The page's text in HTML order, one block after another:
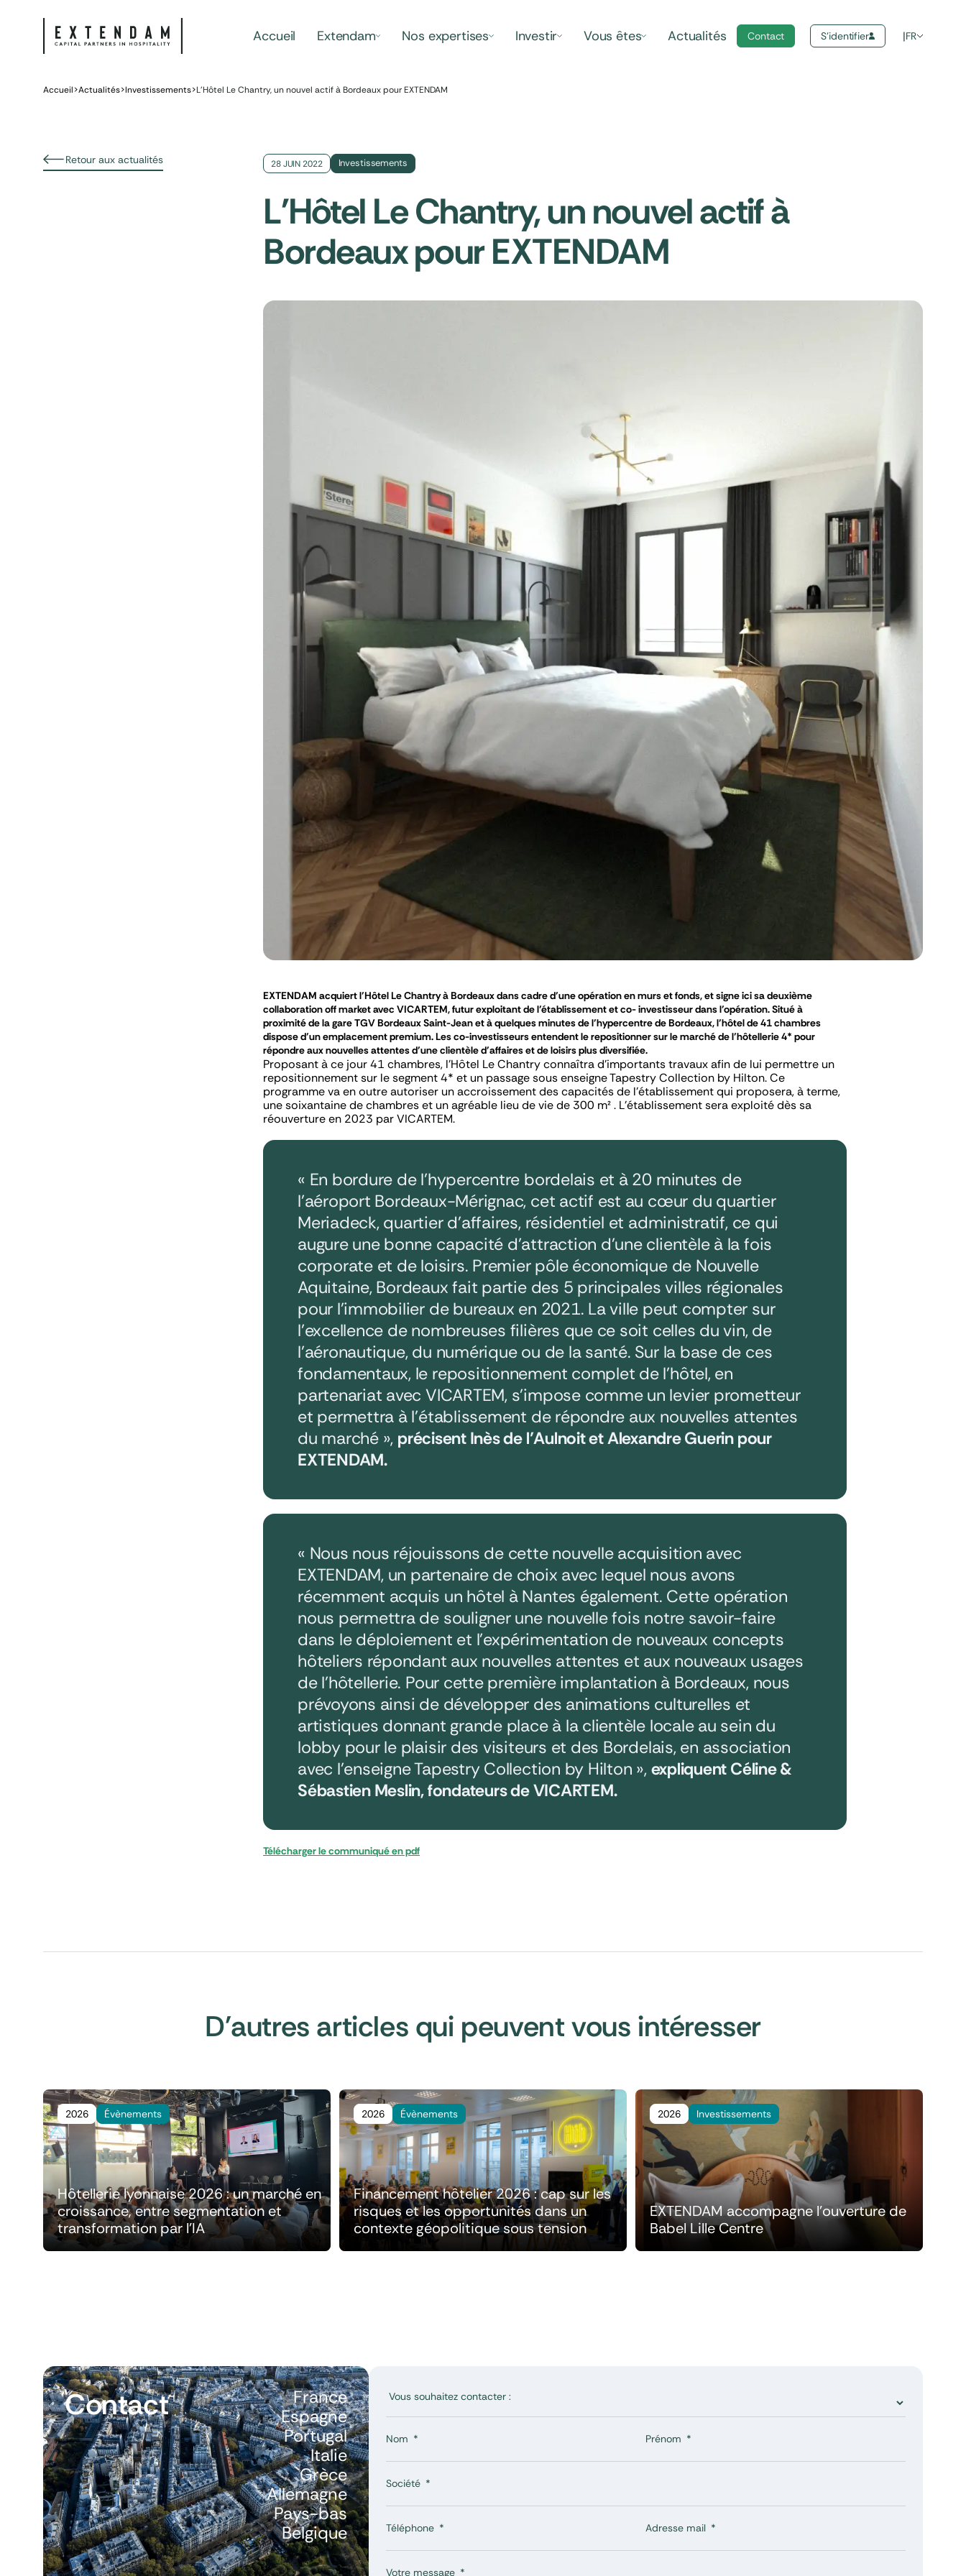
Accueil Extendam Nos expertises Investir Vous êtes Actualités Contact S'identifier FR
Accueil>Actualités>Investissements>L’Hôtel Le Chantry, un nouvel actif à Bordeaux pour EXTENDAM
Retour aux actualités 28 JUIN 2022 Investissements
L'Hôtel Le Chantry, un nouvel actif à
Bordeaux pour EXTENDAM
EXTENDAM acquiert l’Hôtel Le Chantry à Bordeaux dans cadre d’une opération en murs et fonds, et signe ici sa deuxième
collaboration off market avec VICARTEM, futur exploitant de l’établissement et co- investisseur dans l’opération. Situé à
proximité de la gare TGV Bordeaux Saint-Jean et à quelques minutes de l’hypercentre de Bordeaux, l’hôtel de 41 chambres
dispose d’un emplacement premium. Les co-investisseurs entendent le repositionner sur le marché de l’hôtellerie 4* pour
répondre aux nouvelles attentes d’une clientèle d’affaires et de loisirs plus diversifiée.
Proposant à ce jour 41 chambres, l’Hôtel Le Chantry connaîtra d’importants travaux afin de lui permettre un
repositionnement sur le segment 4* et un passage sous enseigne Tapestry Collection by Hilton. Ce
programme va en outre autoriser un accroissement des capacités de l’établissement qui proposera, à terme,
une soixantaine de chambres et un agréable lieu de vie de 300 m² . L’établissement sera exploité dès sa
réouverture en 2023 par VICARTEM.
« En bordure de l’hypercentre bordelais et à 20 minutes de
l’aéroport Bordeaux-Mérignac, cet actif est au cœur du quartier
Meriadeck, quartier d’affaires, résidentiel et administratif, ce qui
augure une bonne capacité d’attraction d’une clientèle à la fois
corporate et de loisirs. Premier pôle économique de Nouvelle
Aquitaine, Bordeaux fait partie des 5 principales villes régionales
pour l’immobilier de bureaux en 2021. La ville peut compter sur
l’excellence de nombreuses filières que ce soit celles du vin, de
l’aéronautique, du numérique ou de la santé. Sur la base de ces
fondamentaux, le repositionnement complet de l’hôtel, en
partenariat avec VICARTEM, s’impose comme un levier prometteur
et permettra à l’établissement de répondre aux nouvelles attentes
du marché », précisent Inès de l’Aulnoit et Alexandre Guerin pour
EXTENDAM.
« Nous nous réjouissons de cette nouvelle acquisition avec
EXTENDAM, un partenaire de choix avec lequel nous avons
récemment acquis un hôtel à Nantes également. Cette opération
nous permettra de souligner une nouvelle fois notre savoir-faire
dans le déploiement et l’expérimentation de nouveaux concepts
hôteliers répondant aux nouvelles attentes et aux nouveaux usages
de l’hôtellerie. Pour cette première implantation à Bordeaux, nous
prévoyons ainsi de développer des animations culturelles et
artistiques donnant grande place à la clientèle locale au sein du
lobby pour le plaisir des visiteurs et des Bordelais, en association
avec l’enseigne Tapestry Collection by Hilton », expliquent Céline &
Sébastien Meslin, fondateurs de VICARTEM.
Télécharger le communiqué en pdf
D'autres articles qui peuvent vous intéresser
2026 Évènements
Hôtellerie lyonnaise 2026 : un marché en
croissance, entre segmentation et
transformation par l'IA
2026 Évènements
Financement hôtelier 2026 : cap sur les
risques et les opportunités dans un
contexte géopolitique sous tension
2026 Investissements
EXTENDAM accompagne l'ouverture de
Babel Lille Centre
Contact
France
Espagne
Portugal
Italie
Grèce
Allemagne
Pays-bas
Belgique
Nom Prénom
Société
Téléphone Adresse mail
Votre message